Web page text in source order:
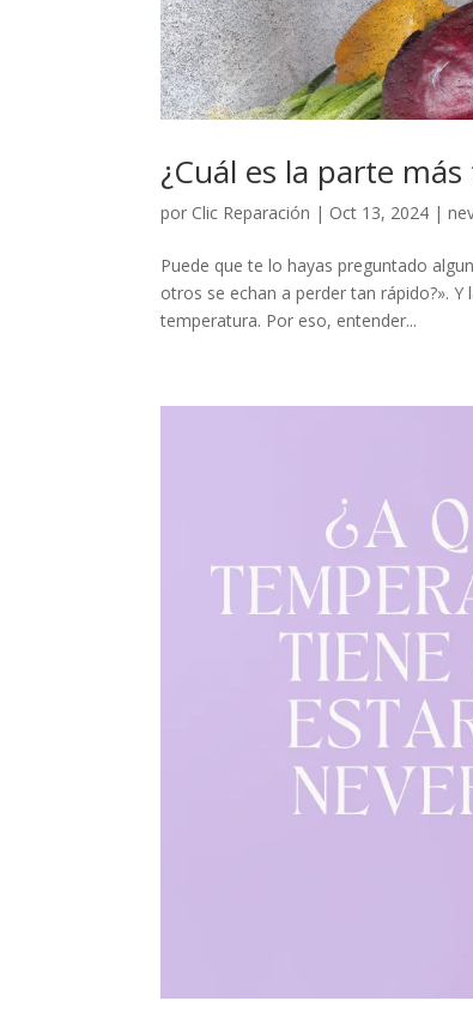
¿Cuál es la parte
por Clic Reparación | Oct 13, 2024 |
Puede que te lo hayas preguntado
otros se echan a perder tan rápido?».
temperatura. Por eso, entender...